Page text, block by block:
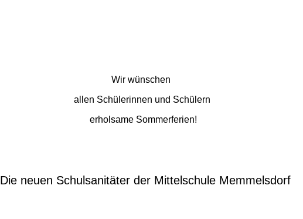
Wir wünschen
allen Schülerinnen und Schülern
erholsame Sommerferien!
Die neuen Schulsanitäter der Mittelschule Memmelsdorf